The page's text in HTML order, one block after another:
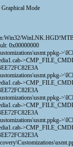
Mode
0x00000000